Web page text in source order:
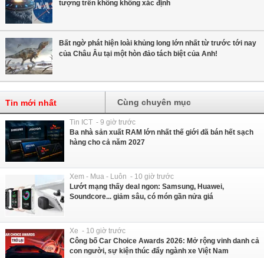
tượng trên không không xác định
Bất ngờ phát hiện loài khủng long lớn nhất từ trước tới nay
của Châu Âu tại một hòn đảo tách biệt của Anh!
Tin mới nhất Cùng chuyên mục
Tin ICT - 9 giờ trước
Ba nhà sản xuất RAM lớn nhất thế giới đã bán hết sạch
hàng cho cả năm 2027
Xem - Mua - Luôn - 10 giờ trước
Lướt mạng thấy deal ngon: Samsung, Huawei,
Soundcore... giảm sâu, có món gần nửa giá
Xe - 10 giờ trước
Công bố Car Choice Awards 2026: Mở rộng vinh danh cả
con người, sự kiện thúc đẩy ngành xe Việt Nam